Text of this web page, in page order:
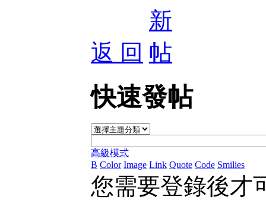
返 回
快速發帖
高級模式
B Color Image Link Quote Code Smilies
您需要登錄後才